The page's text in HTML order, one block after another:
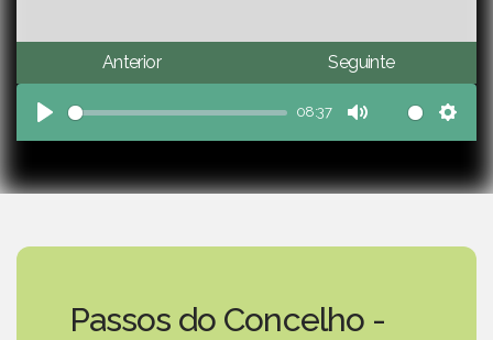
Anterior Seguinte
Play
08:37
Mute
Passos do Concelho -